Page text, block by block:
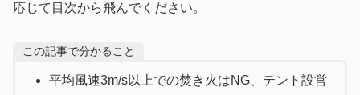
応じて目次から飛んでください。
この記事で分かること
平均風速3m/s以上での焚き火はNG、テント設営